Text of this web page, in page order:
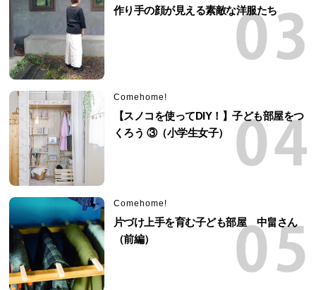
作り手の顔が見える素敵な洋服たち
Comehome!
【スノコを使ってDIY！】子ども部屋をつ
くろう ③（小学生女子）
Comehome!
片づけ上手を育む子ども部屋 中畠さん
（前編）